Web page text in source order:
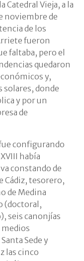
Catedral Vieja, a la
noviembre de
de los
fueron
faltaba, pero el
quedaron
y,
solares, donde
y por un
de
configurando
había
constando de
Cádiz, tesorero,
de Medina
(doctoral,
seis canonjías
Sede y
las cinco